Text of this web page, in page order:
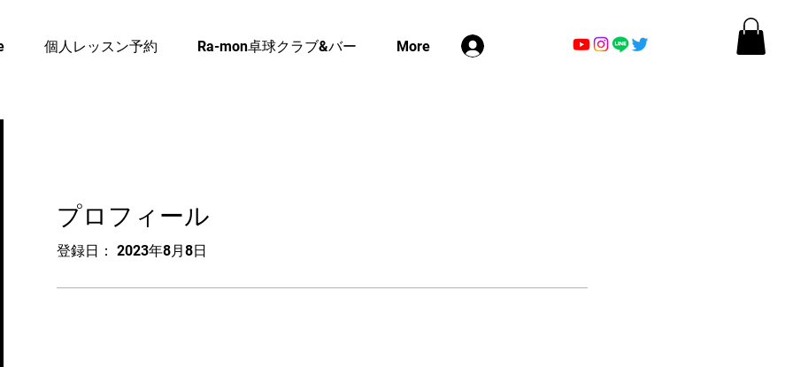
個人レッスン予約 Ra-mon卓球クラブ&バー More
プロフィール
登録日： 2023年8月8日